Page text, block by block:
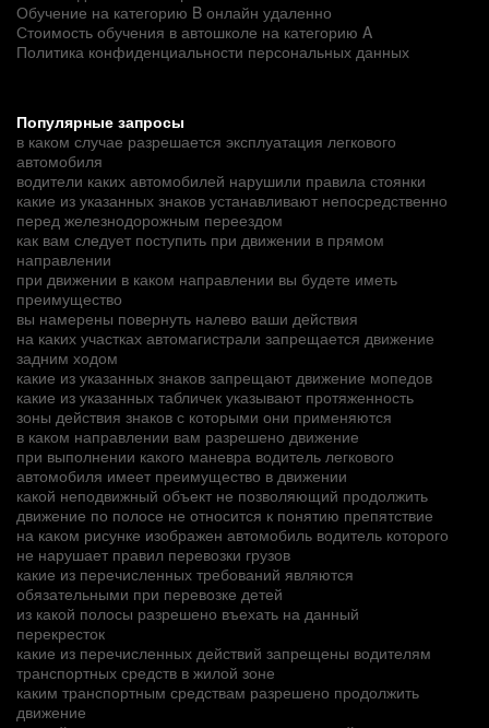
Обучение на категорию B онлайн удаленно
Стоимость обучения в автошколе на категорию A
Политика конфиденциальности персональных данных
Популярные запросы
в каком случае разрешается эксплуатация легкового
автомобиля
водители каких автомобилей нарушили правила стоянки
какие из указанных знаков устанавливают непосредственно
перед железнодорожным переездом
как вам следует поступить при движении в прямом
направлении
при движении в каком направлении вы будете иметь
преимущество
вы намерены повернуть налево ваши действия
на каких участках автомагистрали запрещается движение
задним ходом
какие из указанных знаков запрещают движение мопедов
какие из указанных табличек указывают протяженность
зоны действия знаков с которыми они применяются
в каком направлении вам разрешено движение
при выполнении какого маневра водитель легкового
автомобиля имеет преимущество в движении
какой неподвижный объект не позволяющий продолжить
движение по полосе не относится к понятию препятствие
на каком рисунке изображен автомобиль водитель которого
не нарушает правил перевозки грузов
какие из перечисленных требований являются
обязательными при перевозке детей
из какой полосы разрешено въехать на данный
перекресток
какие из перечисленных действий запрещены водителям
транспортных средств в жилой зоне
каким транспортным средствам разрешено продолжить
движение